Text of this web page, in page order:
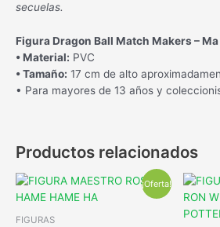
secuelas.
FiguraDragon Ball Match Makers –
• Material: PVC
• Tamaño: 17 cm de alto
• Para mayores de 13 años y
Productos relacionados
¡Oferta!
FIGURAS